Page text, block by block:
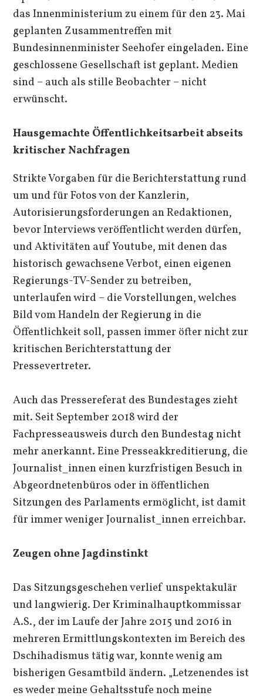
das Innenministerium zu einem für den 23. Mai
geplanten Zusammentreffen mit
Bundesinnenminister Seehofer eingeladen. Eine
geschlossene Gesellschaft ist geplant. Medien
sind – auch als stille Beobachter – nicht
erwünscht.
Hausgemachte Öffentlichkeitsarbeit abseits
kritischer Nachfragen
Strikte Vorgaben für die Berichterstattung rund
um und für Fotos von der Kanzlerin,
Autorisierungsforderungen an Redaktionen,
bevor Interviews veröffentlicht werden dürfen,
und Aktivitäten auf Youtube, mit denen das
historisch gewachsene Verbot, einen eigenen
Regierungs-TV-Sender zu betreiben,
unterlaufen wird – die Vorstellungen, welches
Bild vom Handeln der Regierung in die
Öffentlichkeit soll, passen immer öfter nicht zur
kritischen Berichterstattung der
Pressevertreter.
Auch das Pressereferat des Bundestages zieht
mit. Seit September 2018 wird der
Fachpresseausweis durch den Bundestag nicht
mehr anerkannt. Eine Presseakkreditierung, die
Journalist_innen einen kurzfristigen Besuch in
Abgeordnetenbüros oder in öffentlichen
Sitzungen des Parlaments ermöglicht, ist damit
für immer weniger Journalist_innen erreichbar.
Zeugen ohne Jagdinstinkt
Das Sitzungsgeschehen verlief unspektakulär
und langwierig. Der Kriminalhauptkommissar
A.S., der im Laufe der Jahre 2015 und 2016 in
mehreren Ermittlungskontexten im Bereich des
Dschihadismus tätig war, konnte wenig am
bisherigen Gesamtbild ändern. „Letzenendes ist
es weder meine Gehaltsstufe noch meine